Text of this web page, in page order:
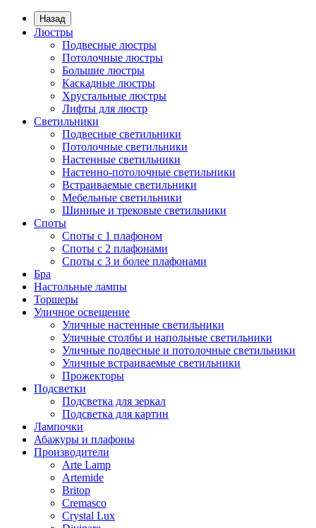
Назад
Люстры
Подвесные люстры
Потолочные люстры
Большие люстры
Каскадные люстры
Хрустальные люстры
Лифты для люстр
Светильники
Подвесные светильники
Потолочные светильники
Настенные светильники
Настенно-потолочные светильники
Встраиваемые светильники
Мебельные светильники
Шинные и трековые светильники
Споты
Споты с 1 плафоном
Споты с 2 плафонами
Споты с 3 и более плафонами
Бра
Настольные лампы
Торшеры
Уличное освещение
Уличные настенные светильники
Уличные столбы и напольные светильники
Уличные подвесные и потолочные светильники
Уличные встраиваемые светильники
Прожекторы
Подсветки
Подсветка для зеркал
Подсветка для картин
Лампочки
Абажуры и плафоны
Производители
Arte Lamp
Artemide
Britop
Cremasco
Crystal Lux